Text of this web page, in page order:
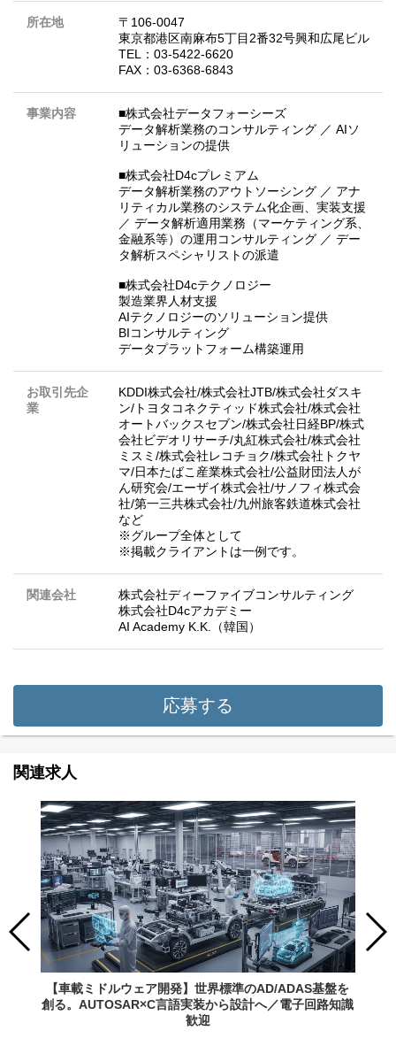
所在地
〒106-0047
東京都港区南麻布5丁目2番32号興和広尾ビル
TEL：03-5422-6620
FAX：03-6368-6843
事業内容
■株式会社データフォーシーズ
データ解析業務のコンサルティング ／ AIソ
リューションの提供
■株式会社D4cプレミアム
データ解析業務のアウトソーシング ／ アナ
リティカル業務のシステム化企画、実装支援
／ データ解析適用業務（マーケティング系、
金融系等）の運用コンサルティング ／ デー
タ解析スペシャリストの派遣
■株式会社D4cテクノロジー
製造業界人材支援
AIテクノロジーのソリューション提供
BIコンサルティング
データプラットフォーム構築運用
お取引先企
業
KDDI株式会社/株式会社JTB/株式会社ダスキ
ン/トヨタコネクティッド株式会社/株式会社
オートバックスセブン/株式会社日経BP/株式
会社ビデオリサーチ/丸紅株式会社/株式会社
ミスミ/株式会社レコチョク/株式会社トクヤ
マ/日本たばこ産業株式会社/公益財団法人が
ん研究会/エーザイ株式会社/サノフィ株式会
社/第一三共株式会社/九州旅客鉄道株式会社
など
※グループ全体として
※掲載クライアントは一例です。
関連会社
株式会社ディーファイブコンサルティング
株式会社D4cアカデミー
AI Academy K.K.（韓国）
応募する
関連求人
【車載ミドルウェア開発】世界標準のAD/ADAS基盤を
創る。AUTOSAR×C言語実装から設計へ／電子回路知識
歓迎